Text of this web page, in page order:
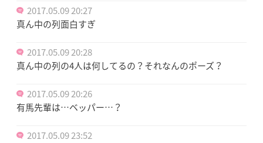
2017.05.09 20:27
真ん中の列面白すぎ
2017.05.09 20:28
真ん中の列の4人は何してるの？それなんのポーズ？
2017.05.09 20:26
有馬先輩は…ベッパー…？
2017.05.09 23:52